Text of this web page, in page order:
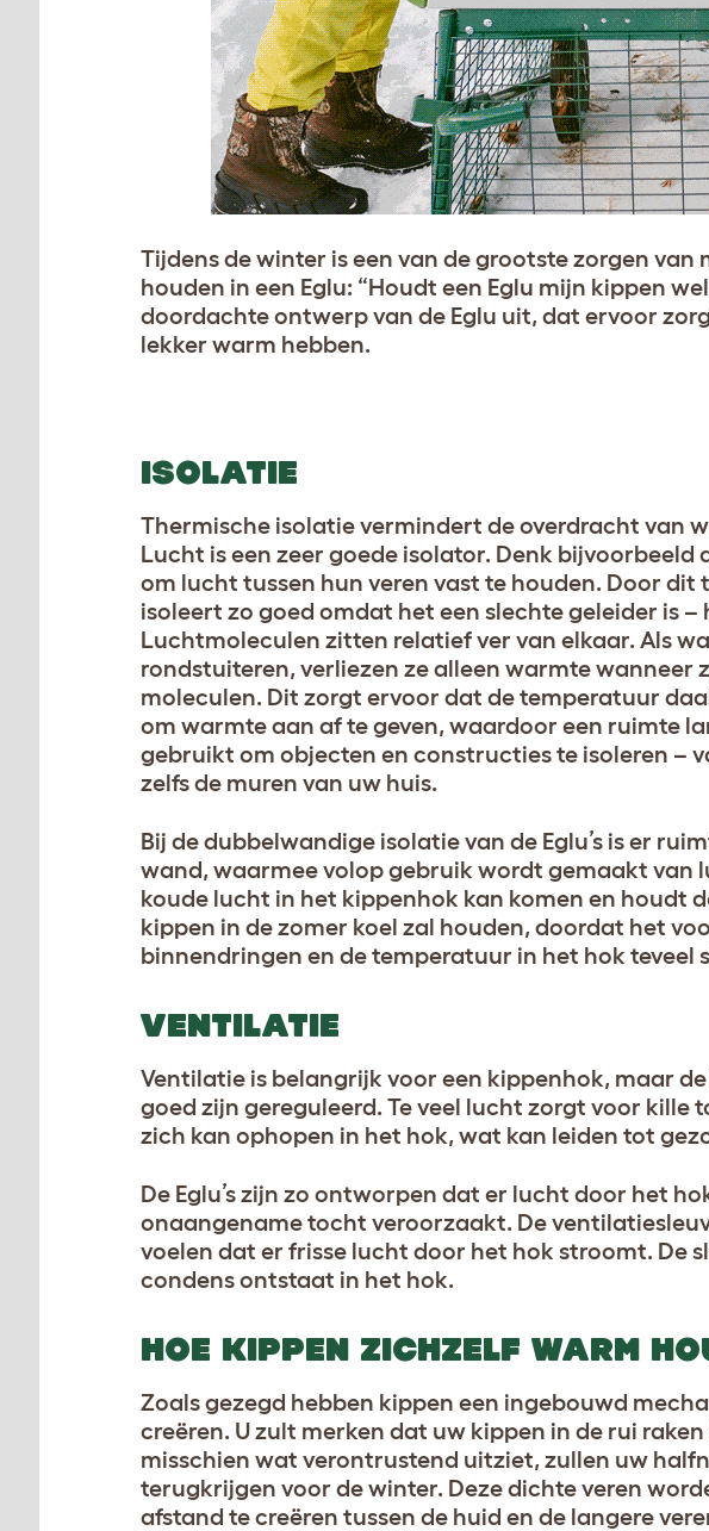
Tijdens de winter is een van de grootste zorgen
houden in een Eglu: “Houdt een Eglu mijn kippen
doordachte ontwerp van de Eglu uit, dat ervoor
lekker warm hebben.
ISOLATIE
Thermische isolatie vermindert de overdracht van
Lucht is een zeer goede isolator. Denk
om lucht tussen hun veren vast te houden. Door dit
isoleert zo goed omdat het een slechte geleider is
Luchtmoleculen zitten relatief ver van elkaar. Als
rondstuiteren, verliezen ze alleen warmte
moleculen. Dit zorgt ervoor dat de temperatuur
om warmte aan af te geven, waardoor een ruimte
gebruikt om objecten en constructies te isoleren –
zelfs de muren van uw huis.
Bij de dubbelwandige isolatie van de Eglu’s is er
wand, waarmee volop gebruik wordt gemaakt
koude lucht in het kippenhok kan komen en houdt
kippen in de zomer koel zal houden, doordat het
binnendringen en de temperatuur in het hok teveel
VENTILATIE
Ventilatie is belangrijk voor een kippenhok, maar
goed zijn gereguleerd. Te veel lucht zorgt voor
zich kan ophopen in het hok, wat kan leiden tot
De Eglu’s zijn zo ontworpen dat er lucht door het
onaangename tocht veroorzaakt. De
voelen dat er frisse lucht door het hok stroomt. De
condens ontstaat in het hok.
HOE KIPPEN ZICHZELF WARM
Zoals gezegd hebben kippen een ingebouwd
creëren. U zult merken dat uw kippen in de rui
misschien wat verontrustend uitziet, zullen uw
terugkrijgen voor de winter. Deze dichte veren
afstand te creëren tussen de huid en de langere